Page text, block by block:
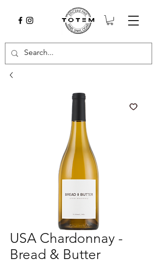
USA Chardonnay -
Bread & Butter